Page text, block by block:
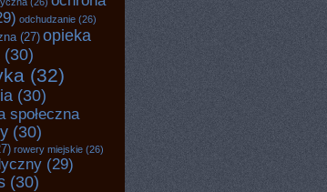
odchudzanie (26)
(27) opieka
(30)
(32)
(30)
społeczna
(30)
rowery miejskie (26)
(29)
(30)